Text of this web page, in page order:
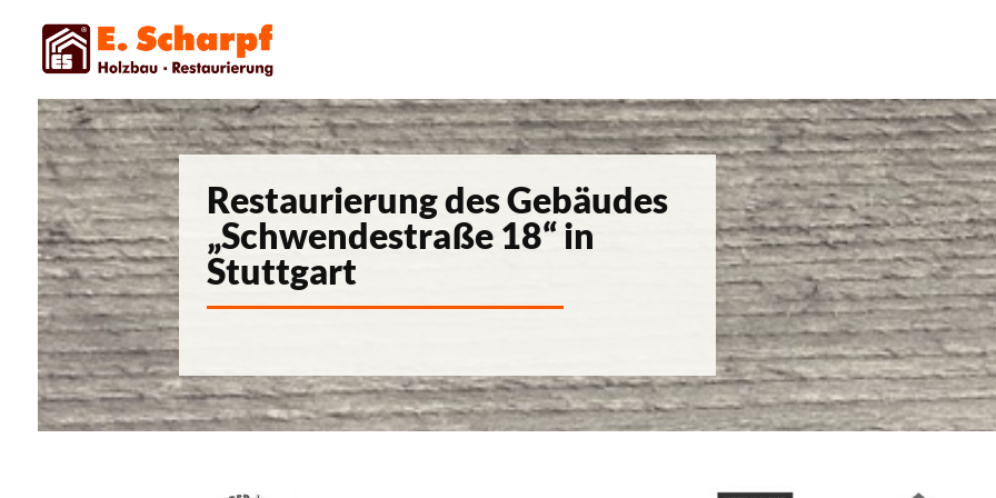
Restaurierung des Gebäudes
„Schwendestraße 18“ in
Stuttgart